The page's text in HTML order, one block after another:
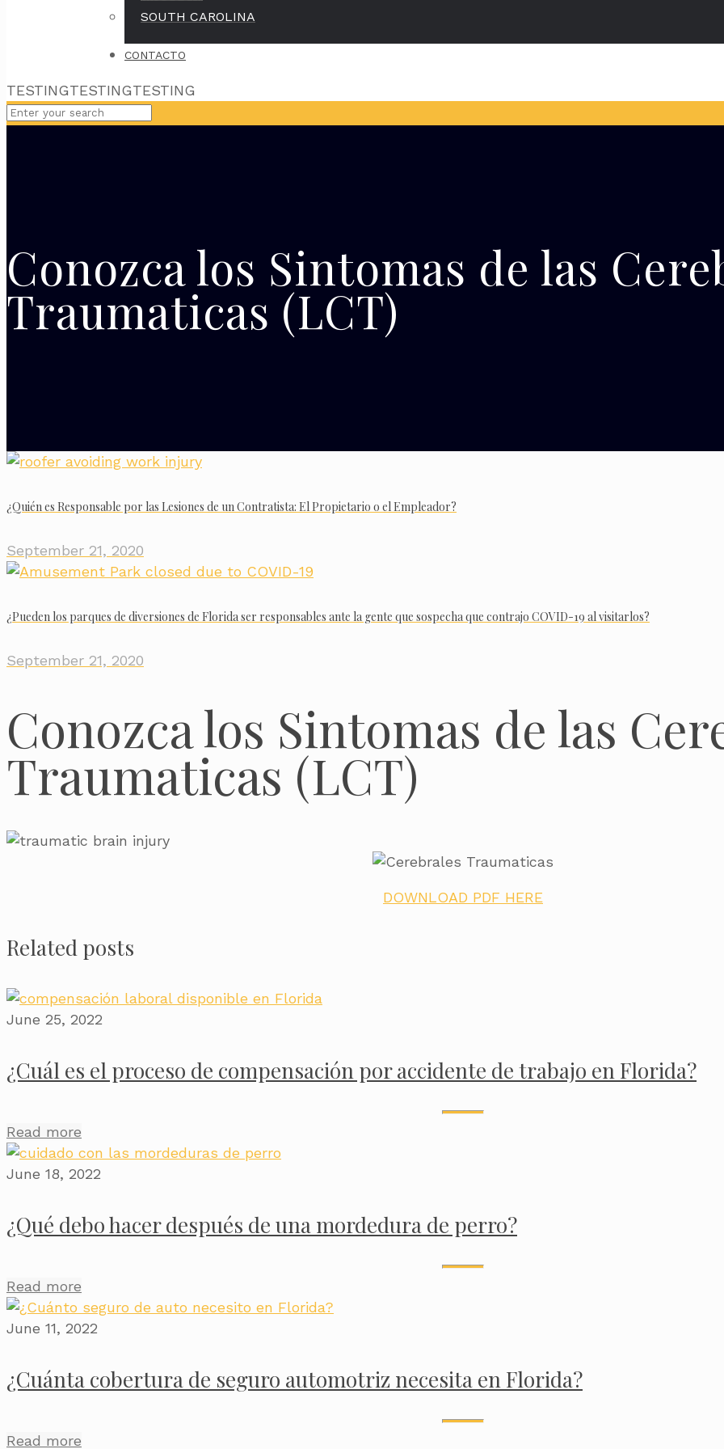
SOUTH CAROLINA
CONTACTO
TESTINGTESTINGTESTING
Conozca los Sintomas de las
Traumaticas (LCT)
¿Quién es Responsable por las Lesiones de un Contratista: El Propietario o el Empleador?
September 21, 2020
¿Pueden los parques de diversiones de Florida ser responsables ante la gente que sospecha que contrajo COVID-19 al visitarlos?
September 21, 2020
Conozca los Sintomas de las
Traumaticas (LCT)
DOWNLOAD PDF HERE
Related posts
June 25, 2022
¿Cuál es el proceso de compensación por accidente de trabajo en Florida?
Read more
June 18, 2022
¿Qué debo hacer después de una mordedura de perro?
Read more
June 11, 2022
¿Cuánta cobertura de seguro automotriz necesita en Florida?
Read more